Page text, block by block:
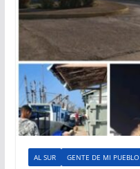
AL SUR GENTE DE MI PUEBLO